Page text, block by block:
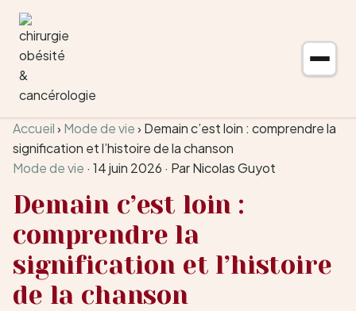
Aller au contenu
Accueil› Mode de vie› Demain c’est loin : comprendre la
signification et l’histoire de la chanson
Mode de vie · 14 juin 2026 · Par Nicolas Guyot
Demain c’est loin :
comprendre la
signification et l’histoire
de la chanson